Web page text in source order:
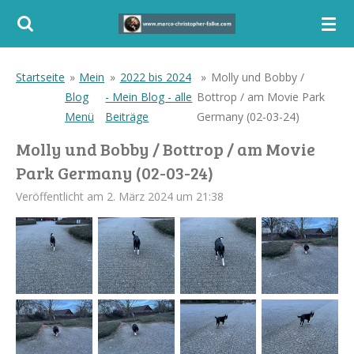
Zum
Startseite » Mein
Blog
Menü
» 2022 bis 2024
- Mein Blog - alle
Beiträge
» Molly und Bobby /
Bottrop / am Movie Park
Germany (02-03-24)
Molly und Bobby / Bottrop / am Movie
Park Germany (02-03-24)
Veröffentlicht am 2. März 2024 um 21:38